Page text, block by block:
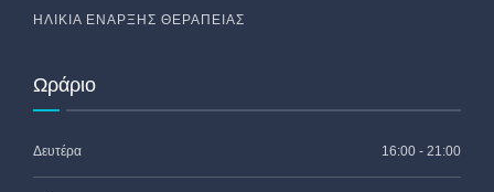
ΗΛΙΚΊΑ ΈΝΑΡΞΗΣ ΘΕΡΑΠΕΊΑΣ
Ωράριο
Δευτέρα 16:00 - 21:00